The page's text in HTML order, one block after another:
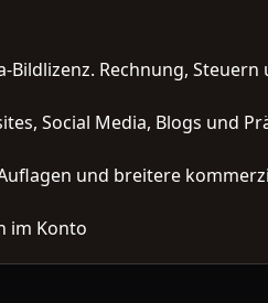
Rechnung,
Social Media, Blogs und
und breitere
im Konto